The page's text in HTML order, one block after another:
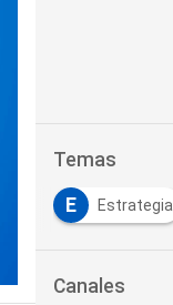
Temas
E Estrategia
Canales